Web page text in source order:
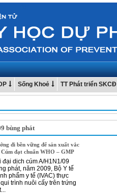
Sống Khoẻ TT Phát triển SKCĐ
bùng phát
đi bền vững để sản xuất vắc
đạt chuẩn WHO – GMP
đại dịch cúm A/H1N1/09
phát, năm 2009, Bộ Y tế
phẩm y tế (IVAC) thực
trình nuôi cấy trên trứng